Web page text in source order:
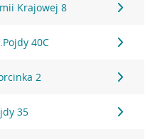
Krajowej 8
40C
2
35